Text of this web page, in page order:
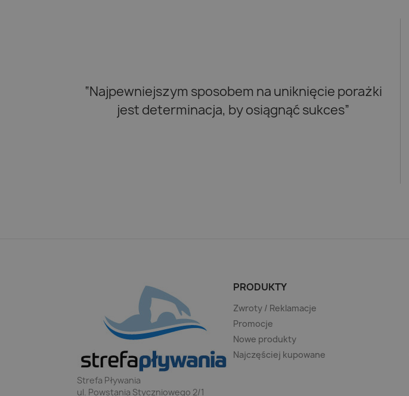
“Najpewniejszym sposobem na uniknięcie porażki
jest determinacja, by osiągnąć sukces”
Strefa Pływania
ul. Powstania Styczniowego 2/1
PRODUKTY
Zwroty / Reklamacje
Promocje
Nowe produkty
Najczęściej kupowane